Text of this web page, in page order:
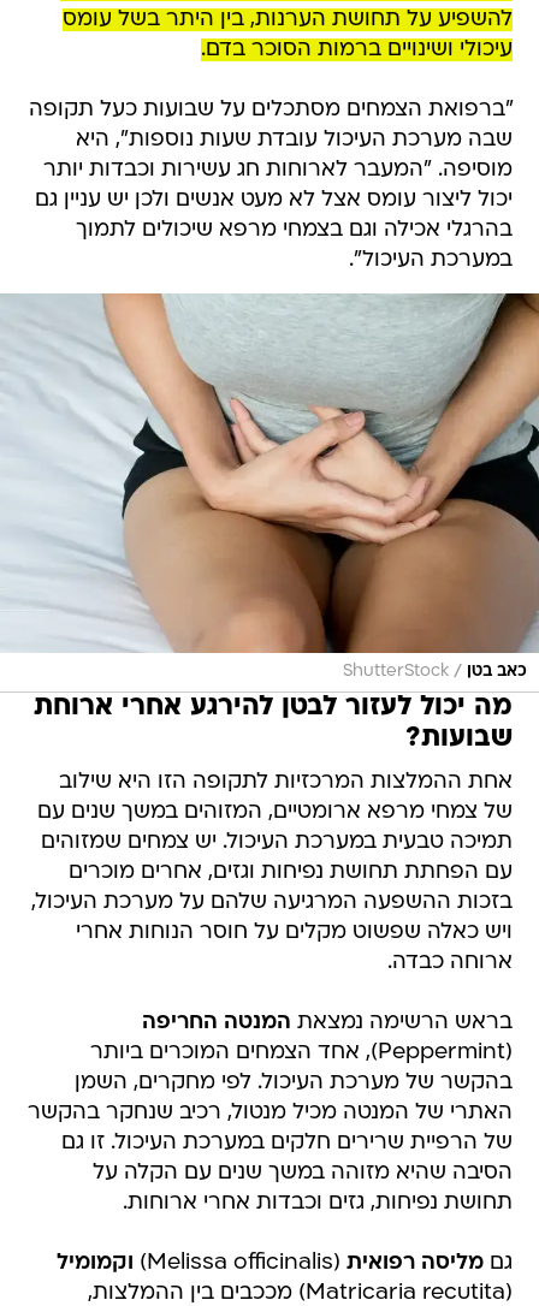
להשפיע על תחושת הערנות, בין היתר בשל עומס
עיכולי ושינויים ברמות הסוכר בדם.
"ברפואת הצמחים מסתכלים על שבועות כעל תקופה
שבה מערכת העיכול עובדת שעות נוספות", היא
מוסיפה. "המעבר לארוחות חג עשירות וכבדות יותר
יכול ליצור עומס אצל לא מעט אנשים ולכן יש עניין גם
בהרגלי אכילה וגם בצמחי מרפא שיכולים לתמוך
במערכת העיכול".
כאב בטן /
ShutterStock
מה יכול לעזור לבטן להירגע אחרי ארוחת
שבועות?
אחת ההמלצות המרכזיות לתקופה הזו היא שילוב
של צמחי מרפא ארומטיים, המזוהים במשך שנים עם
תמיכה טבעית במערכת העיכול. יש צמחים שמזוהים
עם הפחתת תחושת נפיחות וגזים, אחרים מוכרים
בזכות ההשפעה המרגיעה שלהם על מערכת העיכול,
ויש כאלה שפשוט מקלים על חוסר הנוחות אחרי
ארוחה כבדה.
בראש הרשימה נמצאת המנטה החריפה
(Peppermint), אחד הצמחים המוכרים ביותר
בהקשר של מערכת העיכול. לפי מחקרים, השמן
האתרי של המנטה מכיל מנטול, רכיב שנחקר בהקשר
של הרפיית שרירים חלקים במערכת העיכול. זו גם
הסיבה שהיא מזוהה במשך שנים עם הקלה על
תחושת נפיחות, גזים וכבדות אחרי ארוחות.
גםמליסה רפואית (Melissa officinalis)
וקמומיל
(Matricaria recutita) מככבים בין ההמלצות,